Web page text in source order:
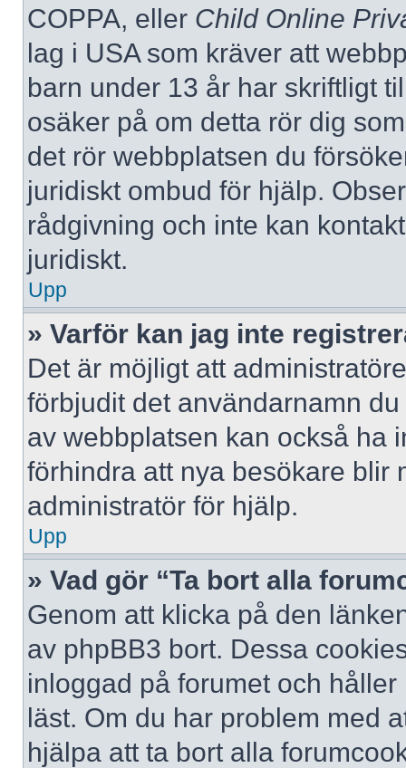
COPPA, eller Child Online
lag i USA som kräver att
barn under 13 år har skriftligt
osäker på om detta rör dig
det rör webbplatsen du
juridiskt ombud för hjälp.
rådgivning och inte kan
juridiskt.
Upp
» Varför kan jag inte
Det är möjligt att
förbjudit det användarnamn
av webbplatsen kan också ha
förhindra att nya besökare blir
administratör för hjälp.
Upp
» Vad gör “Ta bort alla
Genom att klicka på den
av phpBB3 bort. Dessa
inloggad på forumet och
läst. Om du har problem med
hjälpa att ta bort alla